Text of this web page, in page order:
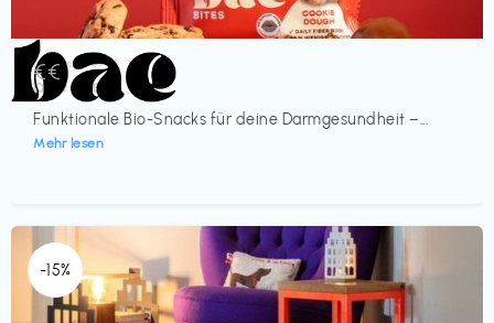
Lebensmittel
bae Treat
Funktionale Bio-Snacks für deine Darmgesundheit –...
Mehr lesen
€€‎
-15%